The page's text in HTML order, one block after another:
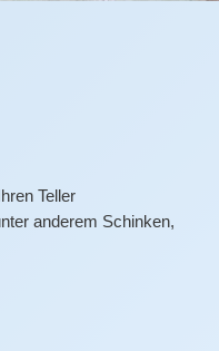
Teller
anderem Schinken,